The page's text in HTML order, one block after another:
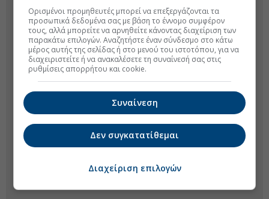
Ορισμένοι προμηθευτές μπορεί να επεξεργάζονται τα
προσωπικά δεδομένα σας με βάση το έννομο συμφέρον
τους, αλλά μπορείτε να αρνηθείτε κάνοντας διαχείριση των
παρακάτω επιλογών. Αναζητήστε έναν σύνδεσμο στο κάτω
μέρος αυτής της σελίδας ή στο μενού του ιστοτόπου, για να
διαχειριστείτε ή να ανακαλέσετε τη συναίνεσή σας στις
ρυθμίσεις απορρήτου και cookie.
Συναίνεση
Δεν συγκατατίθεμαι
Διαχείριση επιλογών